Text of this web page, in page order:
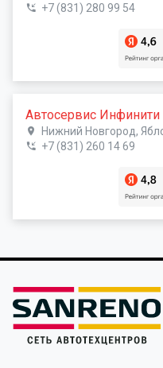
+7 (831) 280 99 54
Автосервис
Нижний Новгород,
+7 (831) 260 14 69